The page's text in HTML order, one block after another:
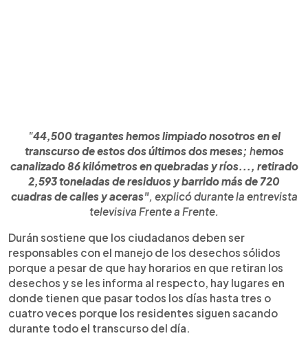
"44,500 tragantes hemos limpiado nosotros en el
transcurso de estos dos últimos dos meses; hemos
canalizado 86 kilómetros en quebradas y ríos..., retirado
2,593 toneladas de residuos y barrido más de 720
cuadras de calles y aceras", explicó durante la entrevista
televisiva Frente a Frente.
Durán sostiene que los ciudadanos deben ser
responsables con el manejo de los desechos sólidos
porque a pesar de que hay horarios en que retiran los
desechos y se les informa al respecto, hay lugares en
donde tienen que pasar todos los días hasta tres o
cuatro veces porque los residentes siguen sacando
durante todo el transcurso del día.